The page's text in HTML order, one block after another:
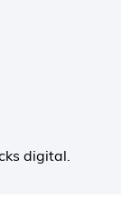
digital.